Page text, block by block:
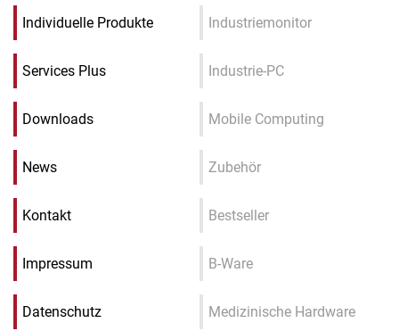
Individuelle Produkte
Services Plus
Downloads
News
Kontakt
Impressum
Datenschutz
Industriemonitor
Industrie-PC
Mobile Computing
Zubehör
Bestseller
B-Ware
Medizinische Hardware